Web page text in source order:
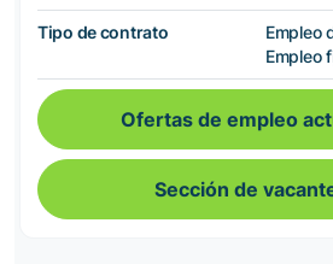
Tipo de contrato
Empleo
Empleo
Ofertas de empleo
Sección de